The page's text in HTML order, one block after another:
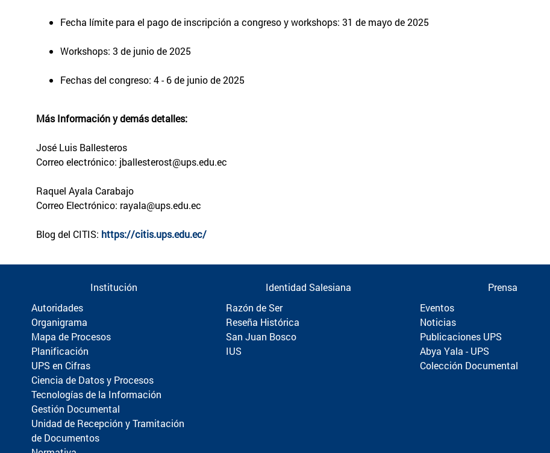
Fecha límite para el pago de inscripción a congreso y workshops: 31 de mayo de 2025
Workshops: 3 de junio de 2025
Fechas del congreso: 4 - 6 de junio de 2025
Más Información y demás detalles:
José Luis Ballesteros
Correo electrónico: jballesterost@ups.edu.ec
Raquel Ayala Carabajo
Correo Electrónico: rayala@ups.edu.ec
Blog del CITIS: https://citis.ups.edu.ec/
Institución
Autoridades
Organigrama
Mapa de Procesos
Planificación
UPS en Cifras
Ciencia de Datos y Procesos
Tecnologías de la Información
Gestión Documental
Unidad de Recepción y Tramitación
de Documentos
Identidad Salesiana
Razón de Ser
Reseña Histórica
San Juan Bosco
IUS
Prensa
Eventos
Noticias
Publicaciones UPS
Abya Yala - UPS
Colección Documental